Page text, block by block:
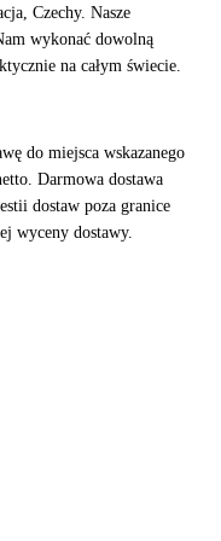
Czechy. Nasze
wykonać dowolną
na całym świecie.
do miejsca wskazanego
Darmowa dostawa
dostaw poza granice
wyceny dostawy.